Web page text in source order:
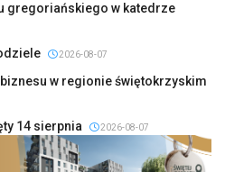
gregoriańskiego w katedrze
2026-08-07
w regionie świętokrzyskim
14 sierpnia 2026-08-07